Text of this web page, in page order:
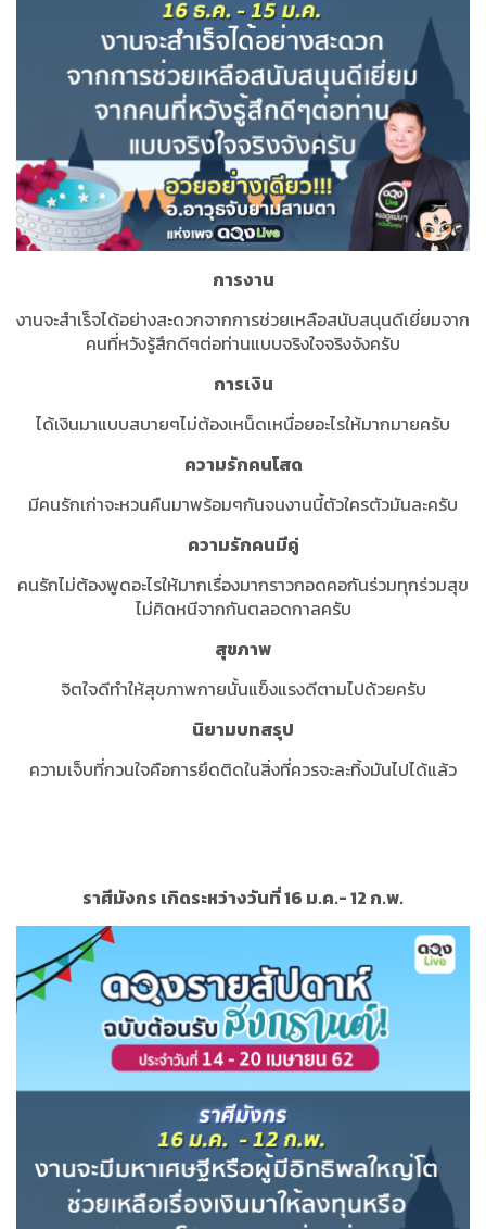
การงาน
งานจะสำเร็จได้อย่างสะดวกจากการช่วยเหลือสนับสนุนดีเยี่ยมจาก
คนที่หวังรู้สึกดีๆต่อท่านแบบจริงใจจริงจังครับ
การเงิน
ได้เงินมาแบบสบายๆไม่ต้องเหน็ดเหนื่อยอะไรให้มากมายครับ
ความรักคนโสด
มีคนรักเก่าจะหวนคืนมาพร้อมๆกันจนงานนี้ตัวใครตัวมันละครับ
ความรักคนมีคู่
คนรักไม่ต้องพูดอะไรให้มากเรื่องมากราวกอดคอกันร่วมทุกร่วมสุข
ไม่คิดหนีจากกันตลอดกาลครับ
สุขภาพ
จิตใจดีทำให้สุขภาพกายนั้นแข็งแรงดีตามไปด้วยครับ
นิยามบทสรุป
ความเจ็บที่กวนใจคือการยึดติดในสิ่งที่ควรจะละทิ้งมันไปได้แล้ว
ราศีมังกร เกิดระหว่างวันที่ 16 ม.ค.- 12 ก.พ.